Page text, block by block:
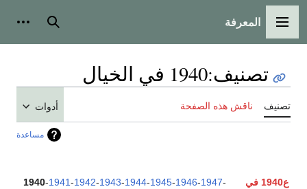
القائمة الرئيسية
المعرفة بحث
تصنيف:1940 في الخيال
تصنيف ناقش هذه الصفحة أدوات
مساعدة
ع1940 في
1940-1941-1942-1943-1944-1945-1946-1947-